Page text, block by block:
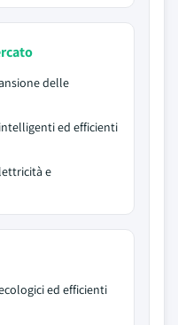
delle
ed efficienti
e
ed efficienti